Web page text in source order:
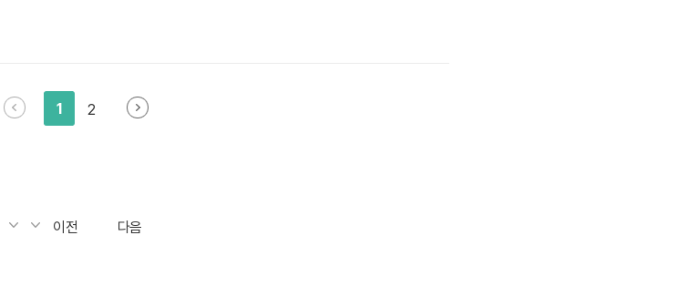
가진 문자열을 다른 언어나 서버로 던져 다시 사용할 수 있다. 다음은 기초적인
1 2
이전 다음